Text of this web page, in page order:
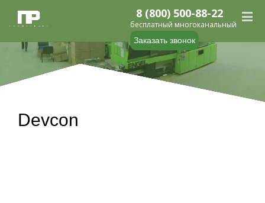
Заказать звонок
8 (800) 500-88-22
бесплатный многоканальный
Devcon